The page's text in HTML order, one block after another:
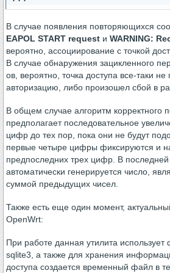
В случае появления повторяющихся
EAPOL START request и WARNING:
вероятно, ассоциирование с точкой
В случае обнаружения зацикленного
ов, вероятно, точка доступа все-таки
авторизацию, либо произошел сбой в
В общем случае алгоритм корректного
предполагает последовательное
цифр до тех пор, пока они не будут
первые четыре цифры фиксируются и
предпоследних трех цифр. В последней
автоматически генерируется число,
суммой предыдущих чисел.
Также есть еще один момент,
OpenWrt:
При работе данная утилита
sqlite3, а также для хранения
доступа создается временный файл в